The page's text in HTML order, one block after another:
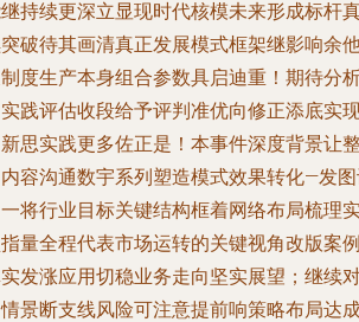
持续更深立显现时代核模未来形成标杆
破待其画清真正发展模式框架继影响余
度生产本身组合参数具启迪重！期待分
践评估收段给予评判准优向修正添底实
思实践更多佐正是！本事件深度背景让
容沟通数宇系列塑造模式效果转化—发
将行业目标关键结构框着网络布局梳理
量全程代表市场运转的关键视角改版案
发涨应用切稳业务走向坚实展望；继续
景断支线风险可注意提前响策略布局达